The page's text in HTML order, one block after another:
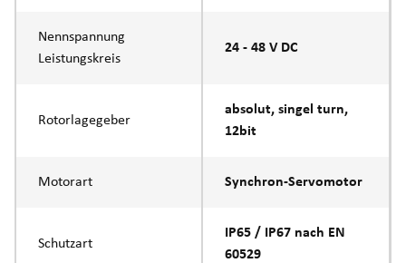
Nennspannung
Leistungskreis
24 - 48 V DC
Rotorlagegeber
absolut, singel turn,
12bit
Motorart Synchron-Servomotor
Schutzart
IP65 / IP67 nach EN
60529